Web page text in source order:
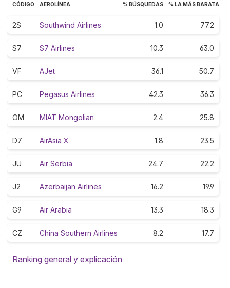
CÓDIGO AEROLÍNEA % BÚSQUEDAS % LA MÁS BARATA
2S Southwind Airlines 1.0 77.2
S7 S7 Airlines 10.3 63.0
VF AJet 36.1 50.7
PC Pegasus Airlines 42.3 36.3
OM MIAT Mongolian 2.4 25.8
D7 AirAsia X 1.8 23.5
JU Air Serbia 24.7 22.2
J2 Azerbaijan Airlines 16.2 19.9
G9 Air Arabia 13.3 18.3
CZ China Southern Airlines 8.2 17.7
Ranking general y explicación